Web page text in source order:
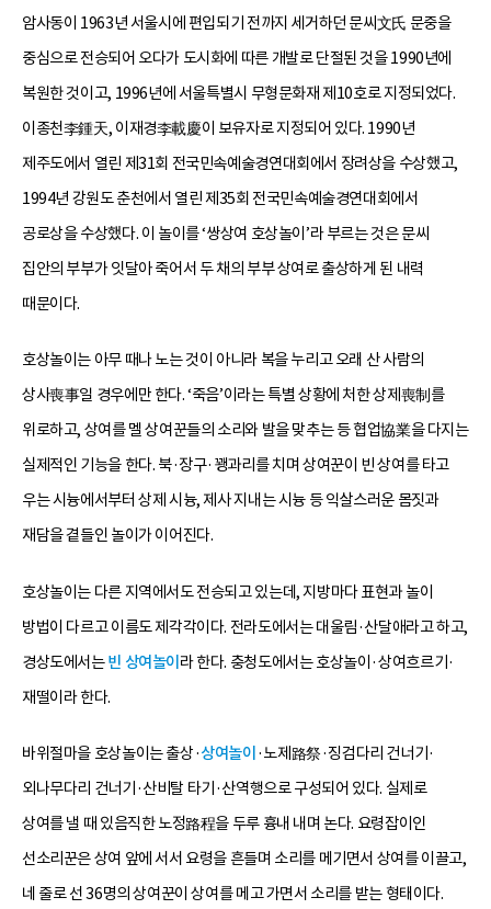
암사동이 1963년 서울시에 편입되기 전까지 세거하던 문씨文氏 문중을
중심으로 전승되어 오다가 도시화에 따른 개발로 단절된 것을 1990년에
복원한 것이고, 1996년에 서울특별시 무형문화재 제10호로 지정되었다.
이종천李鍾天, 이재경李載慶이 보유자로 지정되어 있다. 1990년
제주도에서 열린 제31회 전국민속예술경연대회에서 장려상을 수상했고,
1994년 강원도 춘천에서 열린 제35회 전국민속예술경연대회에서
공로상을 수상했다. 이 놀이를 ‘쌍상여 호상놀이’라 부르는 것은 문씨
집안의 부부가 잇달아 죽어서 두 채의 부부 상여로 출상하게 된 내력
때문이다.
호상놀이는 아무 때나 노는 것이 아니라 복을 누리고 오래 산 사람의
상사喪事일 경우에만 한다. ‘죽음’이라는 특별 상황에 처한 상제喪制를
위로하고, 상여를 멜 상여꾼들의 소리와 발을 맞추는 등 협업協業을 다지는
실제적인 기능을 한다. 북·장구·꽹과리를 치며 상여꾼이 빈 상여를 타고
우는 시늉에서부터 상제 시늉, 제사 지내는 시늉 등 익살스러운 몸짓과
재담을 곁들인 놀이가 이어진다.
호상놀이는 다른 지역에서도 전승되고 있는데, 지방마다 표현과 놀이
방법이 다르고 이름도 제각각이다. 전라도에서는 대울림·산달애라고 하고,
경상도에서는빈 상여놀이 라 한다. 충청도에서는 호상놀이·상여흐르기·
재떨이라 한다.
바위절마을 호상놀이는 출상·상여놀이 ·노제路祭·징검다리 건너기·
외나무다리 건너기·산비탈 타기·산역행으로 구성되어 있다. 실제로
상여를 낼 때 있음직한 노정路程을 두루 흉내 내며 논다. 요령잡이인
선소리꾼은 상여 앞에 서서 요령을 흔들며 소리를 메기면서 상여를 이끌고,
네 줄로 선 36명의 상여꾼이 상여를 메고 가면서 소리를 받는 형태이다.